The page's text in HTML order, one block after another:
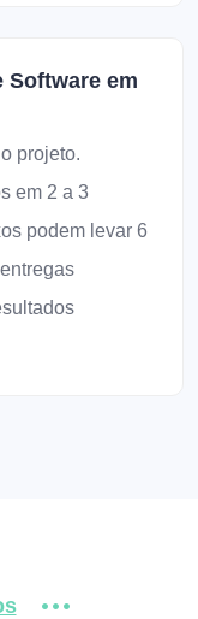
Software em
projeto.
em 2 a 3
podem levar 6